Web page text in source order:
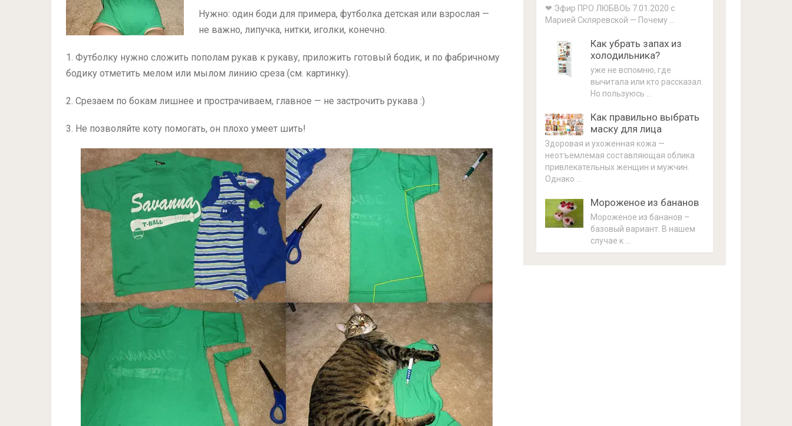
Нужно: один боди для примера, футболка детская или взрослая —
не важно, липучка, нитки, иголки, конечно.
1. Футболку нужно сложить пополам рукав к рукаву, приложить готовый бодик, и по фабричному
бодику отметить мелом или мылом линию среза (см. картинку).
2. Срезаем по бокам лишнее и прострачиваем, главное — не застрочить рукава :)
3. Не позволяйте коту помогать, он плохо умеет шить!
❤ Эфир ПРО ЛЮБВОЬ 7.01.2020 с
Марией Скляревской — Почему …
Как убрать запах из
холодильника?
уже не вспомню, где
вычитала или кто рассказал.
Но пользуюсь …
Как правильно выбрать
маску для лица
Здоровая и ухоженная кожа —
неотъемлемая составляющая облика
привлекательных женщин и мужчин.
Однако …
Мороженое из бананов
Мороженое из бананов –
базовый вариант. В нашем
случае к …